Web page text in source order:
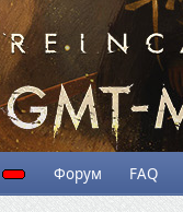
Форум FAQ